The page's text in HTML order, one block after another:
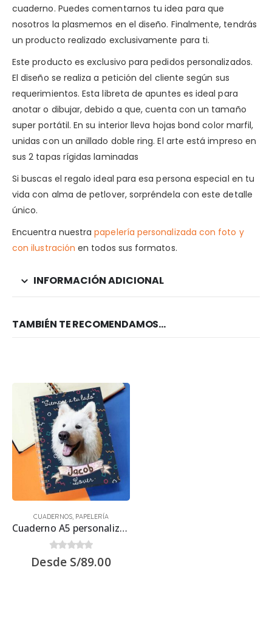
cuaderno. Puedes comentarnos tu idea para que
nosotros la plasmemos en el diseño. Finalmente, tendrás
un producto realizado exclusivamente para ti.
Este producto es exclusivo para pedidos personalizados.
El diseño se realiza a petición del cliente según sus
requerimientos. Esta libreta de apuntes es ideal para
anotar o dibujar, debido a que, cuenta con un tamaño
super portátil. En su interior lleva hojas bond color marfil,
unidas con un anillado doble ring. El arte está impreso en
sus 2 tapas rígidas laminadas
Si buscas el regalo ideal para esa persona especial en tu
vida con alma de petlover, sorpréndela con este detalle
único.
Encuentra nuestrapapelería personalizada con foto y
con ilustración en todos sus formatos.
INFORMACIÓN ADICIONAL
TAMBIÉN TE RECOMENDAMOS…
CUADERNOS, PAPELERÍA
Cuaderno A5 personalizado con Ilustración 21.50 x 15.70cm.
out of 5
Desde S/89.00